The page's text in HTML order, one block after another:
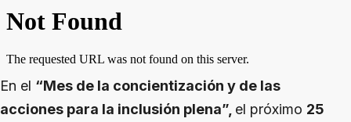
En el “Mes de la concientización y de las
acciones para la inclusión plena”, el próximo 25